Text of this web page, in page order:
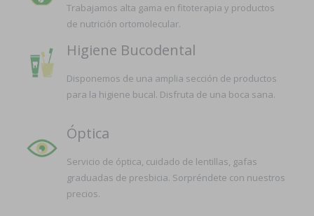
Trabajamos alta gama en fitoterapia y productos
de nutrición ortomolecular.
Higiene Bucodental
Disponemos de una amplia sección de productos
para la higiene bucal. Disfruta de una boca sana.
Óptica
Servicio de óptica, cuidado de lentillas, gafas
graduadas de presbicia. Sorpréndete con nuestros
precios.